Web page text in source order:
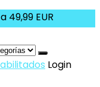
49,99 EUR
Login